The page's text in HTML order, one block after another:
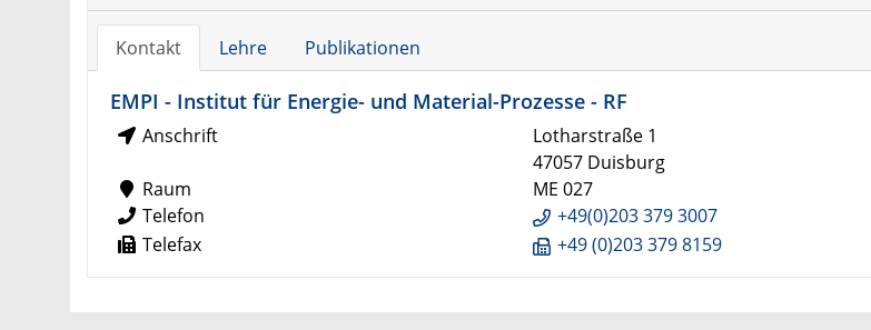
Kontakt Lehre Publikationen
EMPI - Institut für Energie- und Material-Prozesse - RF
Anschrift
Lotharstraße 1
47057 Duisburg
Raum
ME 027
Telefon
+49(0)203 379 3007
Telefax
+49 (0)203 379 8159